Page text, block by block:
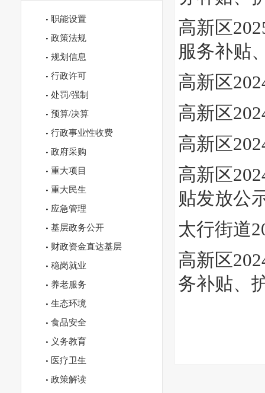
职能设置
政策法规
规划信息
行政许可
处罚/强制
预算/决算
行政事业性收费
政府采购
重大项目
重大民生
应急管理
基层政务公开
财政资金直达基层
稳岗就业
养老服务
生态环境
食品安全
义务教育
医疗卫生
政策解读
高新区
服务补贴
高新区
高新区
高新区
高新区
贴发放公
太行街道
高新区
务补贴、